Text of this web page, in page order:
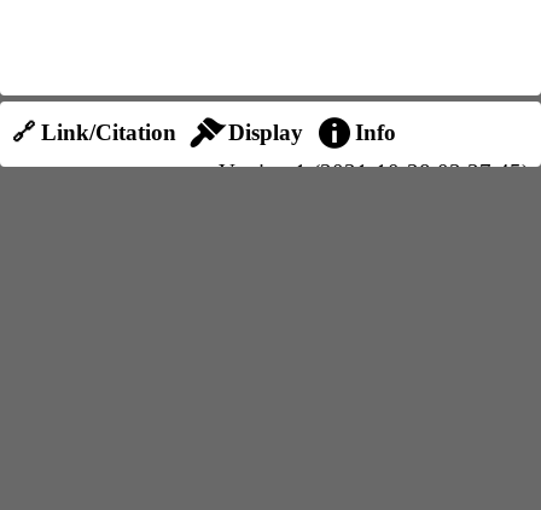
🔗 Link/Citation Display
Info
Version 1 (2021-10-28 03:37:45)